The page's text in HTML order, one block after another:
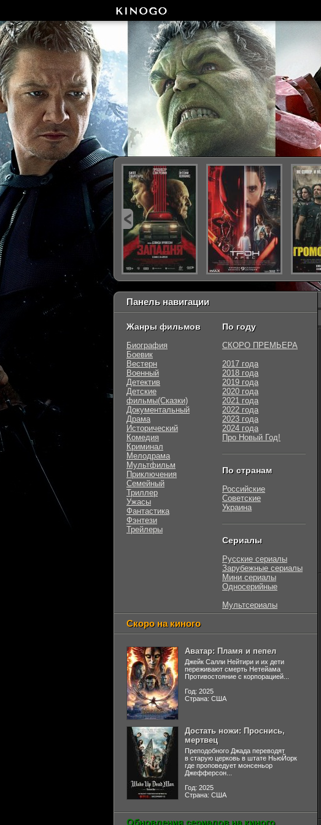
Панель навигации
Жанры фильмов
Биография
Боевик
Вестерн
Военный
Детектив
Детские
фильмы(Сказки)
Документальный
Драма
Исторический
Комедия
Криминал
Мелодрама
Мультфильм
Приключения
Семейный
Триллер
Ужасы
Фантастика
Фэнтези
Трейлеры
По году
СКОРО ПРЕМЬЕРА
2017 года
2018 года
2019 года
2020 года
2021 года
2022 года
2023 года
2024 года
Про Новый Год!
По странам
Российские
Советские
Украина
Сериалы
Русские сериалы
Зарубежные сериалы
Мини сериалы
Односерийные
Мультсериалы
Скоро на киного
Аватар: Пламя и пепел
Джейк Салли Нейтири и их дети
переживают смерть Нетейама
Противостояние с корпорацией...
Год: 2025
Страна: США
Достать ножи: Проснись,
мертвец
Преподобного Джада переводят
в старую церковь в штате НьюЙорк
где проповедует монсеньор
Джефферсон...
Год: 2025
Страна: США
Обновления сериалов на киного